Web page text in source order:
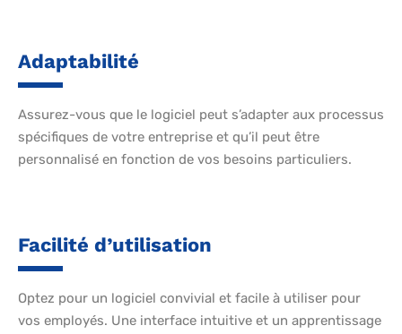
Adaptabilité
Assurez-vous que le logiciel peut s’adapter aux processus
spécifiques de votre entreprise et qu’il peut être
personnalisé en fonction de vos besoins particuliers.
Facilité d’utilisation
Optez pour un logiciel convivial et facile à utiliser pour
vos employés. Une interface intuitive et un apprentissage